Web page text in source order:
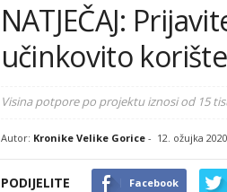
NATJEČAJ:
učinkovito
Visina potpore po projektu iznosi od 15
Autor: Kronike Velike Gorice- 12. ožujka 2020
PODIJELITE Facebook